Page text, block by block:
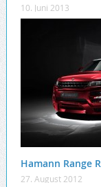
10. Juni 2013
Hamann Range
27. August 2012